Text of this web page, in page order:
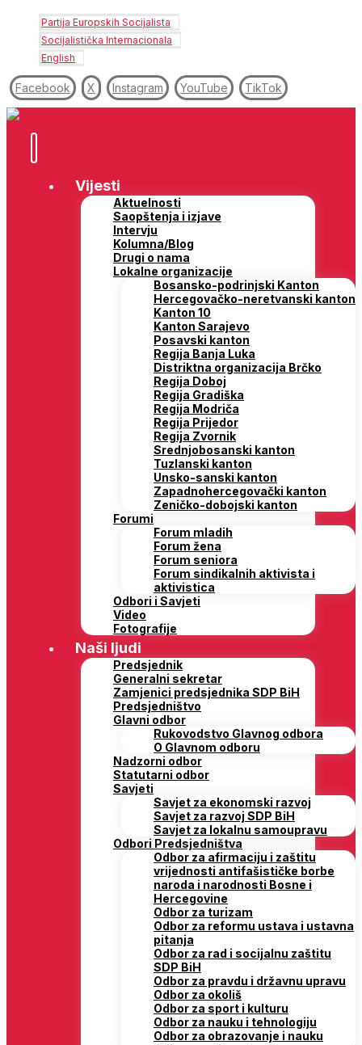
Partija Europskih Socijalista
Socijalistička Internacionala
English
Facebook X Instagram YouTube TikTok
Vijesti
Aktuelnosti
Saopštenja i izjave
Intervju
Kolumna/Blog
Drugi o nama
Lokalne organizacije
Bosansko-podrinjski Kanton
Hercegovačko-neretvanski kanton
Kanton 10
Kanton Sarajevo
Posavski kanton
Regija Banja Luka
Distriktna organizacija Brčko
Regija Doboj
Regija Gradiška
Regija Modriča
Regija Prijedor
Regija Zvornik
Srednjobosanski kanton
Tuzlanski kanton
Unsko-sanski kanton
Zapadnohercegovački kanton
Zeničko-dobojski kanton
Forumi
Forum mladih
Forum žena
Forum seniora
Forum sindikalnih aktivista i
aktivistica
Odbori i Savjeti
Video
Fotografije
Naši ljudi
Predsjednik
Generalni sekretar
Zamjenici predsjednika SDP BiH
Predsjedništvo
Glavni odbor
Rukovodstvo Glavnog odbora
O Glavnom odboru
Nadzorni odbor
Statutarni odbor
Savjeti
Savjet za ekonomski razvoj
Savjet za razvoj SDP BiH
Savjet za lokalnu samoupravu
Odbori Predsjedništva
Odbor za afirmaciju i zaštitu
vrijednosti antifašističke borbe
naroda i narodnosti Bosne i
Hercegovine
Odbor za turizam
Odbor za reformu ustava i ustavna
pitanja
Odbor za rad i socijalnu zaštitu
SDP BiH
Odbor za pravdu i državnu upravu
Odbor za okoliš
Odbor za sport i kulturu
Odbor za nauku i tehnologiju
Odbor za obrazovanje i nauku